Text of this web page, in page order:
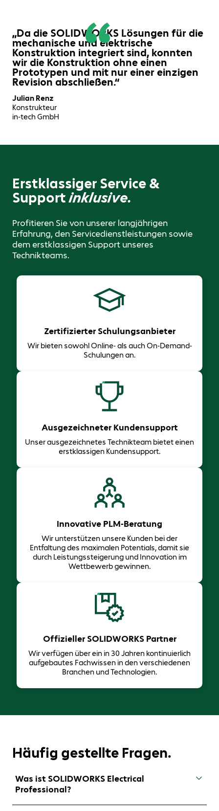
„Da die SOLIDWORKS Lösungen für die
mechanische und elektrische
Konstruktion integriert sind, konnten
wir die Konstruktion ohne einen
Prototypen und mit nur einer einzigen
Revision abschließen.“
Julian Renz
Konstrukteur
in-tech GmbH
Erstklassiger Service &
Supportinklusive.
Profitieren Sie von unserer langjährigen
Erfahrung, den Servicedienstleistungen sowie
dem erstklassigen Support unseres
Technikteams.
Zertifizierter Schulungsanbieter
Wir bieten sowohl Online- als auch On-Demand-
Schulungen an.
Ausgezeichneter Kundensupport
Unser ausgezeichnetes Technikteam bietet einen
erstklassigen Kundensupport.
Innovative PLM-Beratung
Wir unterstützen unsere Kunden bei der
Entfaltung des maximalen Potentials, damit sie
durch Leistungssteigerung und Innovation im
Wettbewerb gewinnen.
Offizieller SOLIDWORKS Partner
Wir verfügen über ein in 30 Jahren ​kontinuierlich
aufgebautes Fachwissen in den verschiedenen
Branchen und Technologien.
Häufig gestellte Fragen.
Was ist SOLIDWORKS Electrical
Professional?
SOLIDWORKS Electrical Professional kombiniert